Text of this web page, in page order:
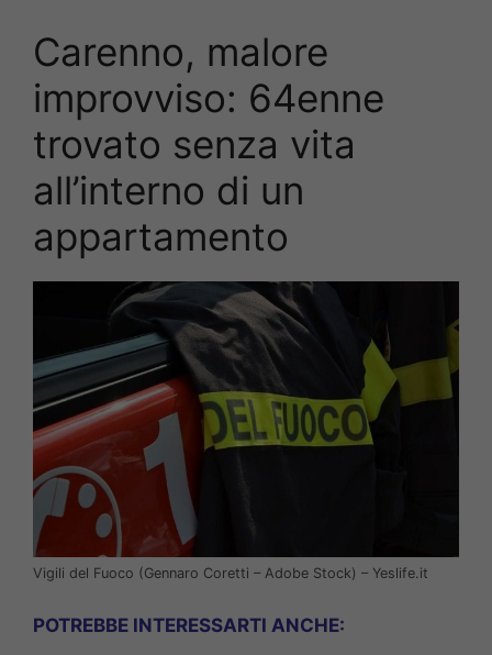
Carenno, malore
improvviso: 64enne
trovato senza vita
all’interno di un
appartamento
Vigili del Fuoco (Gennaro Coretti – Adobe Stock) – Yeslife.it
POTREBBE INTERESSARTI ANCHE: